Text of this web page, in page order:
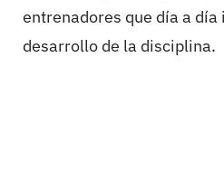
entrenadores que día a
desarrollo de la disciplina.